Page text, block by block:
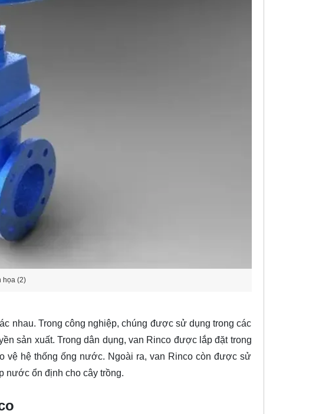
họa (2)
nhau. Trong công nghiệp, chúng được sử dụng trong các
sản xuất. Trong dân dụng, van Rinco được lắp đặt trong
vệ hệ thống ống nước. Ngoài ra, van Rinco còn được sử
nước ổn định cho cây trồng.